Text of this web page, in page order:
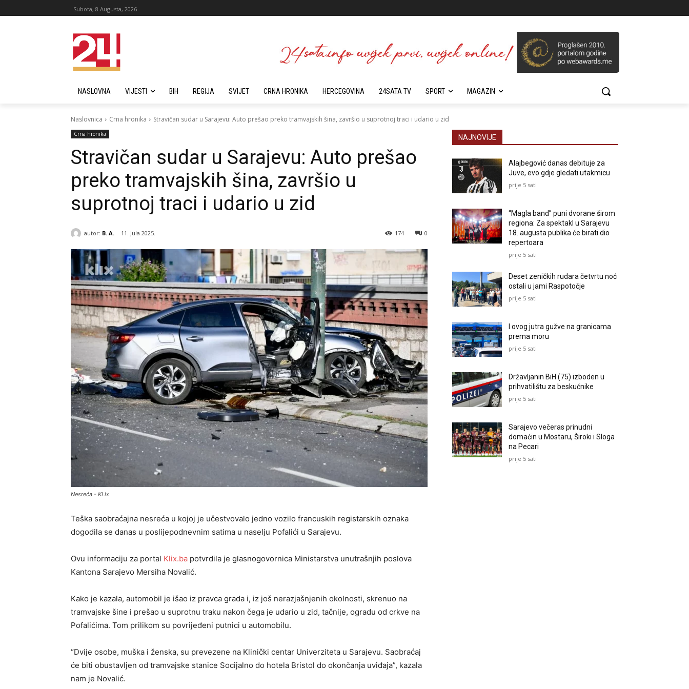
Subota, 8 Augusta, 2026
NASLOVNA VIJESTI BIH REGIJA SVIJET CRNA HRONIKA HERCEGOVINA 24SATA TV SPORT MAGAZIN
Naslovnica Crna hronika Stravičan sudar u Sarajevu: Auto prešao preko tramvajskih šina, završio u suprotnoj traci i udario u zid
Crna hronika
Stravičan sudar u Sarajevu: Auto prešao
preko tramvajskih šina, završio u
suprotnoj traci i udario u zid
autor: B. A. 11. Jula 2025. 0
174
Nesreća - KLix
Teška saobraćajna nesreća u kojoj je učestvovalo jedno vozilo francuskih registarskih oznaka
dogodila se danas u poslijepodnevnim satima u naselju Pofalići u Sarajevu.
Ovu informaciju za portal Klix.ba potvrdila je glasnogovornica Ministarstva unutrašnjih poslova
Kantona Sarajevo Mersiha Novalić.
Kako je kazala, automobil je išao iz pravca grada i, iz još nerazjašnjenih okolnosti, skrenuo na
tramvajske šine i prešao u suprotnu traku nakon čega je udario u zid, tačnije, ogradu od crkve na
Pofalićima. Tom prilikom su povrijeđeni putnici u automobilu.
“Dvije osobe, muška i ženska, su prevezene na Klinički centar Univerziteta u Sarajevu. Saobraćaj
će biti obustavljen od tramvajske stanice Socijalno do hotela Bristol do okončanja uviđaja”, kazala
nam je Novalić.
NAJNOVIJE
Alajbegović danas debituje za
Juve, evo gdje gledati utakmicu
prije 5 sati
“Magla band” puni dvorane širom
regiona: Za spektakl u Sarajevu
18. augusta publika će birati dio
repertoara
prije 5 sati
Deset zeničkih rudara četvrtu noć
ostali u jami Raspotočje
prije 5 sati
I ovog jutra gužve na granicama
prema moru
prije 5 sati
Državljanin BiH (75) izboden u
prihvatilištu za beskućnike
prije 5 sati
Sarajevo večeras prinudni
domaćin u Mostaru, Široki i Sloga
na Pecari
prije 5 sati